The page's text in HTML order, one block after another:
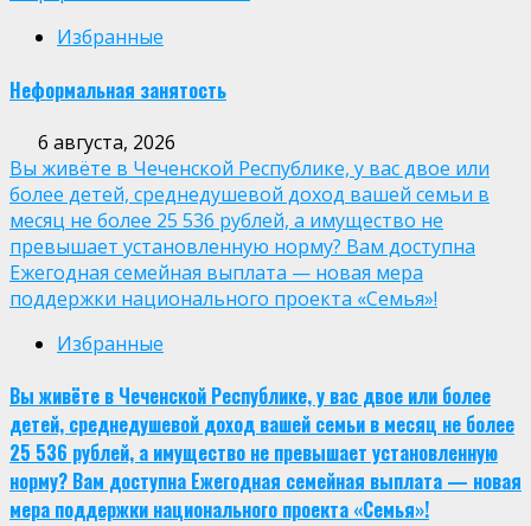
Избранные
Неформальная занятость
6 августа, 2026
Вы живёте в Чеченской Республике, у вас двое или
более детей, среднедушевой доход вашей семьи в
месяц не более 25 536 рублей, а имущество не
превышает установленную норму? Вам доступна
Ежегодная семейная выплата — новая мера
поддержки национального проекта «Семья»!
Избранные
Вы живёте в Чеченской Республике, у вас двое или более
детей, среднедушевой доход вашей семьи в месяц не более
25 536 рублей, а имущество не превышает установленную
норму? Вам доступна Ежегодная семейная выплата — новая
мера поддержки национального проекта «Семья»!